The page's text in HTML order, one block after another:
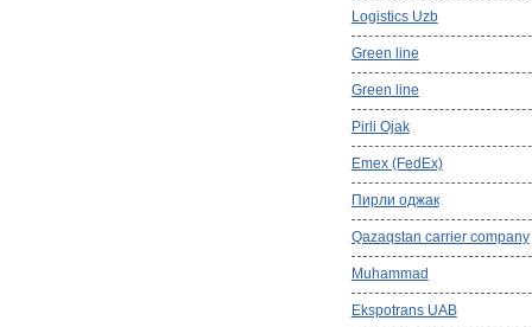
Logistics Uzb
Green line
Green line
Pirli Ojak
Emex (FedEx)
Пирли оджак
Qazaqstan carrier company
Muhammad
Ekspotrans UAB